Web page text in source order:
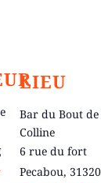
LIEU
Bar du Bout de
Colline
6 rue du fort
Pecabou, 31320